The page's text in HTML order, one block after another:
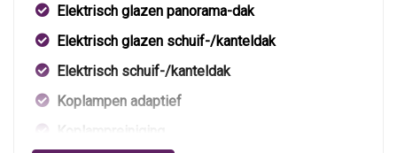
Elektrisch glazen panorama-dak
Elektrisch glazen schuif-/kanteldak
Elektrisch schuif-/kanteldak
Koplampen adaptief
Koplampreiniging